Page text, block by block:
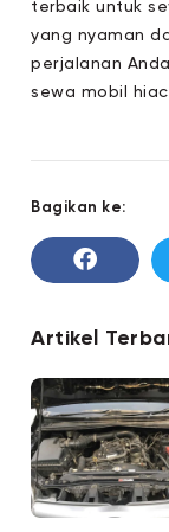
terbaik untuk
yang nyaman
perjalanan
sewa mobil
Bagikan ke:
Artikel